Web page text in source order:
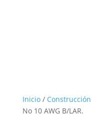
Inicio/ Construcción
No 10 AWG B/LAR.